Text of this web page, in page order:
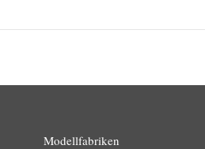
Modellfabriken